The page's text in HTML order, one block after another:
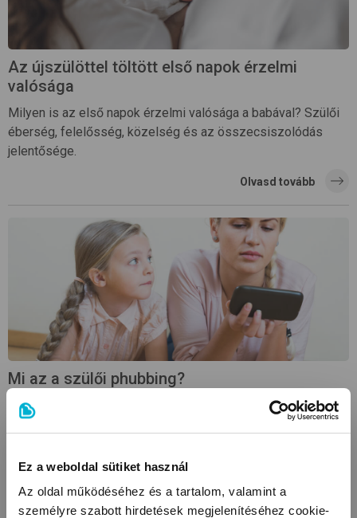
Ez a weboldal sütiket használ
Az oldal működéséhez és a tartalom, valamint a
személyre szabott hirdetések megjelenítéséhez cookie-
Az újszülöttel töltött első napok érzelmi
valósága
Milyen is az első napok érzelmi valósága a babával? Szülői
éberség, felelősség, közelség és az összecsiszolódás
jelentősége.
Olvasd tovább
Mi az a szülői phubbing?
A szülői phubbing az a jelenség, amikor a szülő fizikailag
jelen van, de figyelme a telefonjára irányul, így érzelmileg